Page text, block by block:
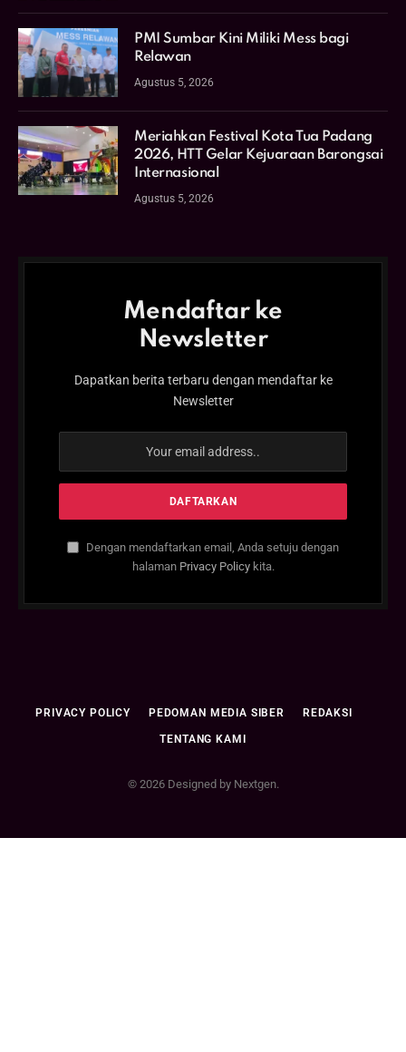
PMI Sumbar Kini Miliki Mess bagi
Relawan
Agustus 5, 2026
Meriahkan Festival Kota Tua Padang
2026, HTT Gelar Kejuaraan Barongsai
Internasional
Agustus 5, 2026
Mendaftar ke
Newsletter
Dapatkan berita terbaru dengan mendaftar ke
Newsletter
Dengan mendaftarkan email, Anda setuju dengan
halaman Privacy Policykita.
PRIVACY POLICY PEDOMAN MEDIA SIBER REDAKSI
TENTANG KAMI
© 2026 Designed by Nextgen.